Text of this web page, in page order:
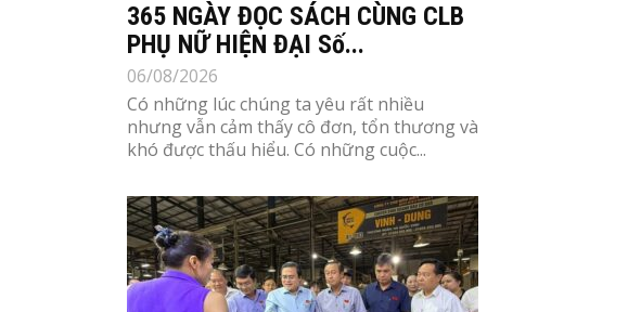
365 NGÀY ĐỌC SÁCH CÙNG CLB
PHỤ NỮ HIỆN ĐẠI Số...
06/08/2026
Có những lúc chúng ta yêu rất nhiều
nhưng vẫn cảm thấy cô đơn, tổn thương và
khó được thấu hiểu. Có những cuộc...